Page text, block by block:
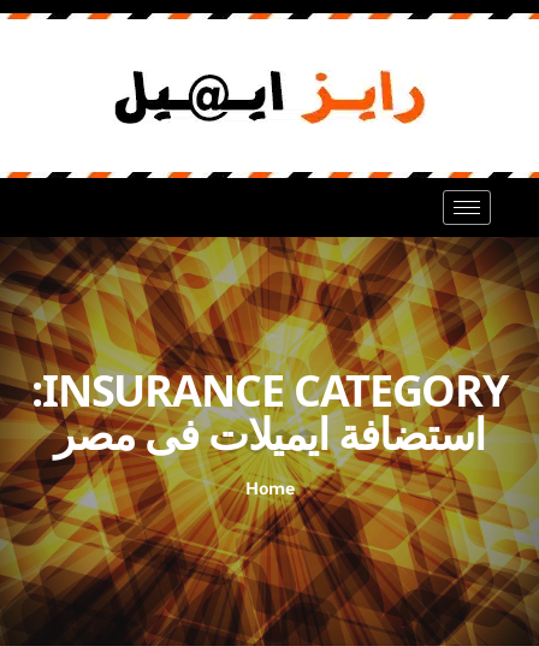
INSURANCE CATEGORY:
استضافة ايميلات فى مصر
Home